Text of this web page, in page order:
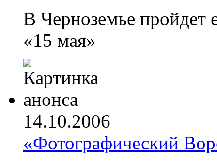
В Черноземье пройдет
«15 мая»
14.10.2006
«Фотографический